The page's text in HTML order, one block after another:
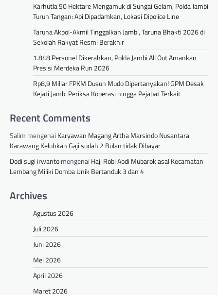
Karhutla 50 Hektare Mengamuk di Sungai Gelam, Polda Jambi
Turun Tangan: Api Dipadamkan, Lokasi Dipolice Line
Taruna Akpol-Akmil Tinggalkan Jambi, Taruna Bhakti 2026 di
Sekolah Rakyat Resmi Berakhir
1.848 Personel Dikerahkan, Polda Jambi All Out Amankan
Presisi Merdeka Run 2026
Rp8,9 Miliar FPKM Dusun Mudo Dipertanyakan! GPM Desak
Kejati Jambi Periksa Koperasi hingga Pejabat Terkait
Recent Comments
Salim mengenai Karyawan Magang Artha Marsindo Nusantara
Karawang Keluhkan Gaji sudah 2 Bulan tidak Dibayar
Dodi sugi irwantomengenai Haji Robi Abdi Mubarok asal Kecamatan
Lembang Miliki Domba Unik Bertanduk 3 dan 4
Archives
Agustus 2026
Juli 2026
Juni 2026
Mei 2026
April 2026
Maret 2026